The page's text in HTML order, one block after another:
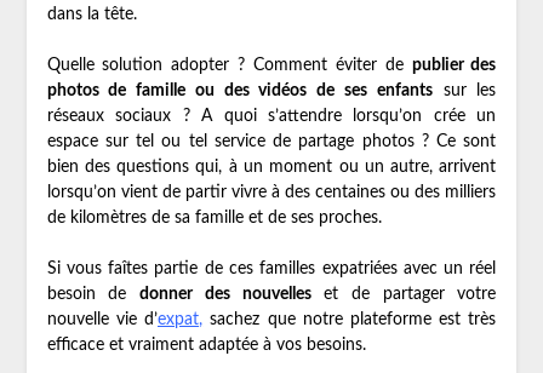
dans la tête.
Quelle solution adopter ? Comment éviter de publier des
photos de famille ou des vidéos de ses enfantssur les
réseaux sociaux ? A quoi s’attendre lorsqu’on crée un
espace sur tel ou tel service de partage photos ? Ce sont
bien des questions qui, à un moment ou un autre, arrivent
lorsqu’on vient de partir vivre à des centaines ou des milliers
de kilomètres de sa famille et de ses proches.
Si vous faîtes partie de ces familles expatriées avec un réel
besoin dedonner des nouvelleset de partager votre
nouvelle vie d’expat, sachez que notre plateforme est très
efficace et vraiment adaptée à vos besoins.